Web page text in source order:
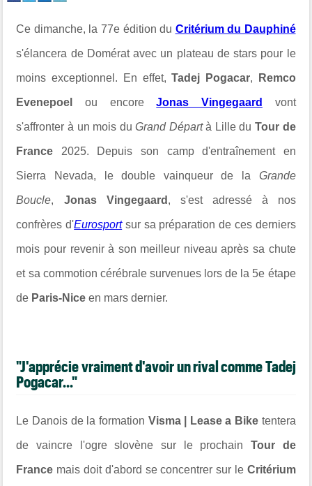
Ce dimanche, la 77e édition du Critérium du Dauphiné
s'élancera de Domérat avec un plateau de stars pour le
moins exceptionnel. En effet,Tadej Pogacar, Remco
Evenepoel ou encoreJonas Vingegaard vont
s'affronter à un mois duGrand Départà Lille du Tour de
France 2025. Depuis son camp d'entraînement en
Sierra Nevada, le double vainqueur de la Grande
Boucle, Jonas Vingegaard , s'est adressé à nos
confrères d'Eurosportsur sa préparation de ces derniers
mois pour revenir à son meilleur niveau après sa chute
et sa commotion cérébrale survenues lors de la 5e étape
de Paris-Nice en mars dernier.
"J'apprécie vraiment d'avoir un rival comme Tadej
Pogacar..."
Le Danois de la formation Visma | Lease a Biketentera
de vaincre l'ogre slovène sur le prochain Tour de
France mais doit d'abord se concentrer sur le Critérium